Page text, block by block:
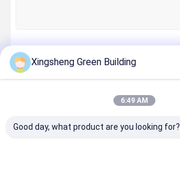
monozonnepaneel
BIPV-productenproductiemachine
Verzorgingsmachine voor PV-panelen
Doorgaan
Xingsheng Green Building
6:49 AM
Good day, what product are you looking for?